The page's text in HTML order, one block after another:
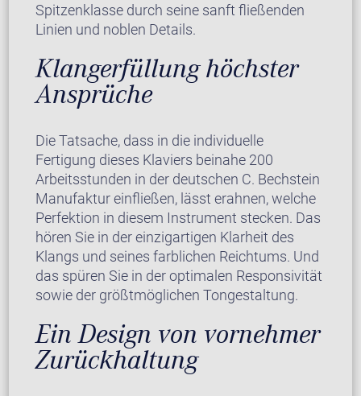
Spitzenklasse durch seine sanft fließenden
Linien und noblen Details.
Klangerfüllung höchster
Ansprüche
Die Tatsache, dass in die individuelle
Fertigung dieses Klaviers beinahe 200
Arbeitsstunden in der deutschen C. Bechstein
Manufaktur einfließen, lässt erahnen, welche
Perfektion in diesem Instrument stecken. Das
hören Sie in der einzigartigen Klarheit des
Klangs und seines farblichen Reichtums. Und
das spüren Sie in der optimalen Responsivität
sowie der größtmöglichen Tongestaltung.
Ein Design von vornehmer
Zurückhaltung